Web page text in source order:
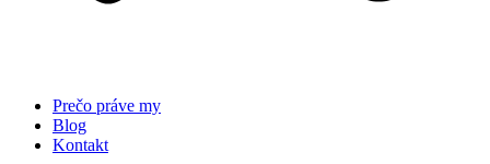
Prečo práve my
Blog
Kontakt